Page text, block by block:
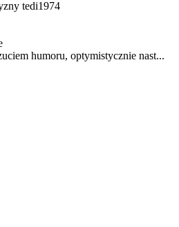
humoru, optymistycznie nast...